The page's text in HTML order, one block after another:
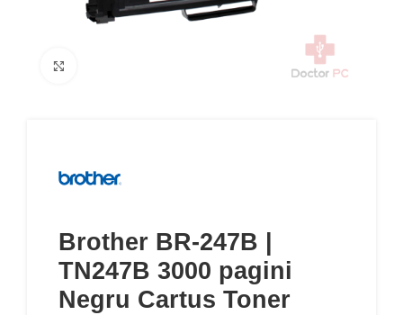
Brother BR-247B |
TN247B 3000 pagini
Negru Cartus Toner